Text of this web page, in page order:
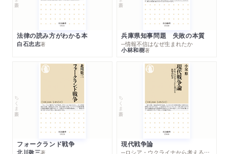
法律の読み方がわかる本
白石忠志著
兵庫県知事問題 失敗の本質
─情報不信はなぜ生まれたか
小林和樹著
ちくま新書
フォークランド戦争
北川敬三著
ちくま新書
現代戦争論
─ロシア・ウクライナから考える世界の行方